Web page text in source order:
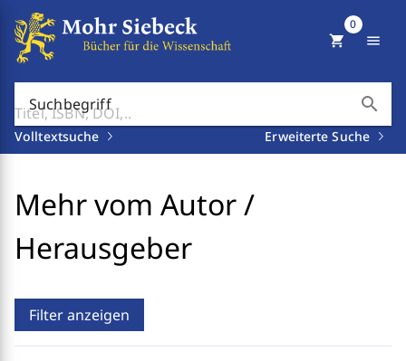
Suchbegriff search
Volltextsuche Erweiterte Suche
shopping_cart
0
menu
Mehr vom Autor /
Herausgeber
Filter anzeigen